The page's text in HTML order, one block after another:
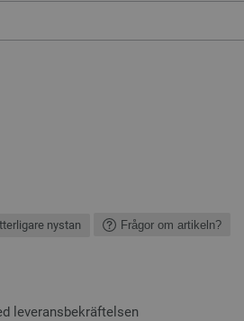
nystan Frågor om artikeln?
leveransbekräftelsen